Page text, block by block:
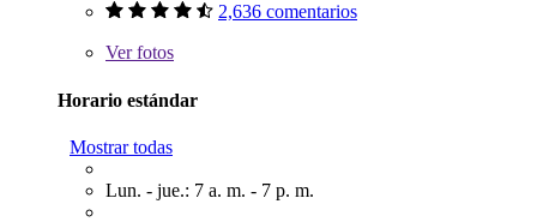
2,636 comentarios
Verfotos
Horario estándar
Mostrar todas
Lun. - jue.: 7 a. m. - 7 p. m.